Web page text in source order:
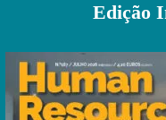
Edição